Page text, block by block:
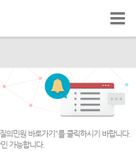
의민원 바로가기"를 클릭하시기 바랍니다.
가능합니다.